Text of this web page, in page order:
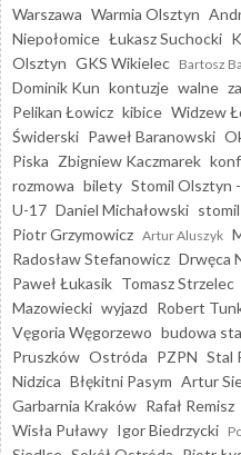
Warszawa Warmia Olsztyn
Niepołomice Łukasz Suchocki
Olsztyn GKS Wikielec Bartosz
Dominik Kun kontuzje walne
Pelikan Łowicz kibice Widzew
Świderski Paweł Baranowski
Piska Zbigniew Kaczmarek
rozmowa bilety Stomil Olsztyn
U-17 Daniel Michałowski
Piotr Grzymowicz Artur Aluszyk
Radosław Stefanowicz Drwęca
Paweł Łukasik Tomasz Strzelec
Mazowiecki wyjazd Robert
Vęgoria Węgorzewo budowa
Pruszków Ostróda PZPN Stal
Nidzica Błękitni Pasym Artur
Garbarnia Kraków Rafał Remisz
Wisła Puławy Igor Biedrzycki